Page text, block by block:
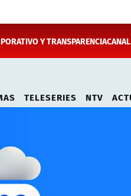
Y TRANSPARENCIA
TELESERIES NTV